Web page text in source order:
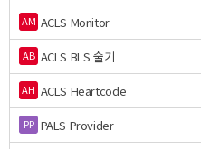
AM ACLS Monitor
AB ACLS BLS 술기
AH ACLS Heartcode
PP PALS Provider